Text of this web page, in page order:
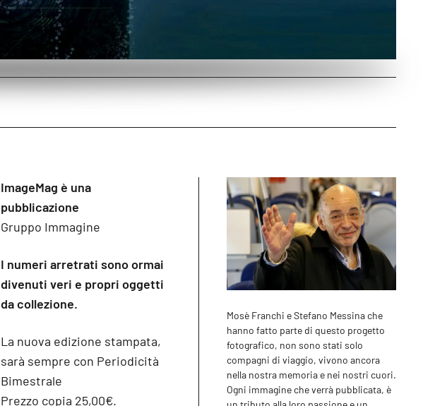
ImageMag è una
pubblicazione
Gruppo Immagine
I numeri arretrati sono ormai
divenuti veri e propri oggetti
da collezione.
La nuova edizione stampata,
sarà sempre con Periodicità
Bimestrale
Prezzo copia 25,00€.
Mosè Franchi e Stefano Messina che
hanno fatto parte di questo progetto
fotografico, non sono stati solo
compagni di viaggio, vivono ancora
nella nostra memoria e nei nostri cuori.
Ogni immagine che verrà pubblicata, è